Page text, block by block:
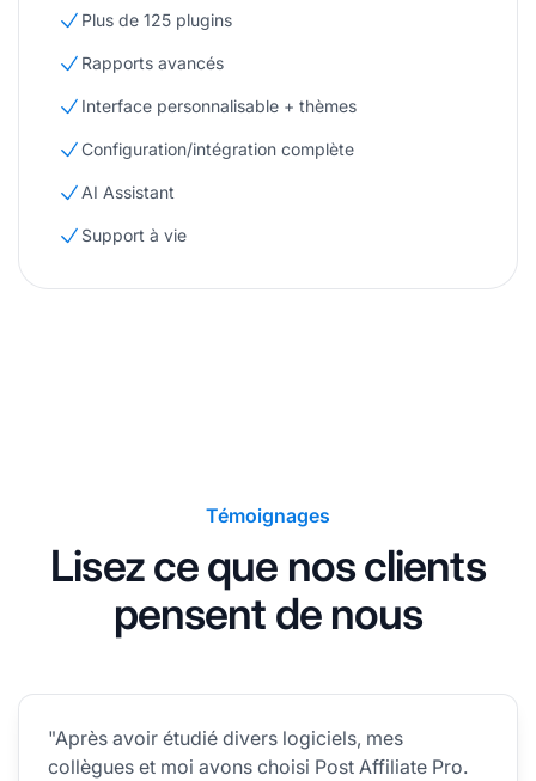
Plus de 125 plugins
Rapports avancés
Interface personnalisable + thèmes
Configuration/intégration complète
AI Assistant
Support à vie
Témoignages
Lisez ce que nos clients
pensent de nous
"Après avoir étudié divers logiciels, mes
collègues et moi avons choisi Post Affiliate Pro.